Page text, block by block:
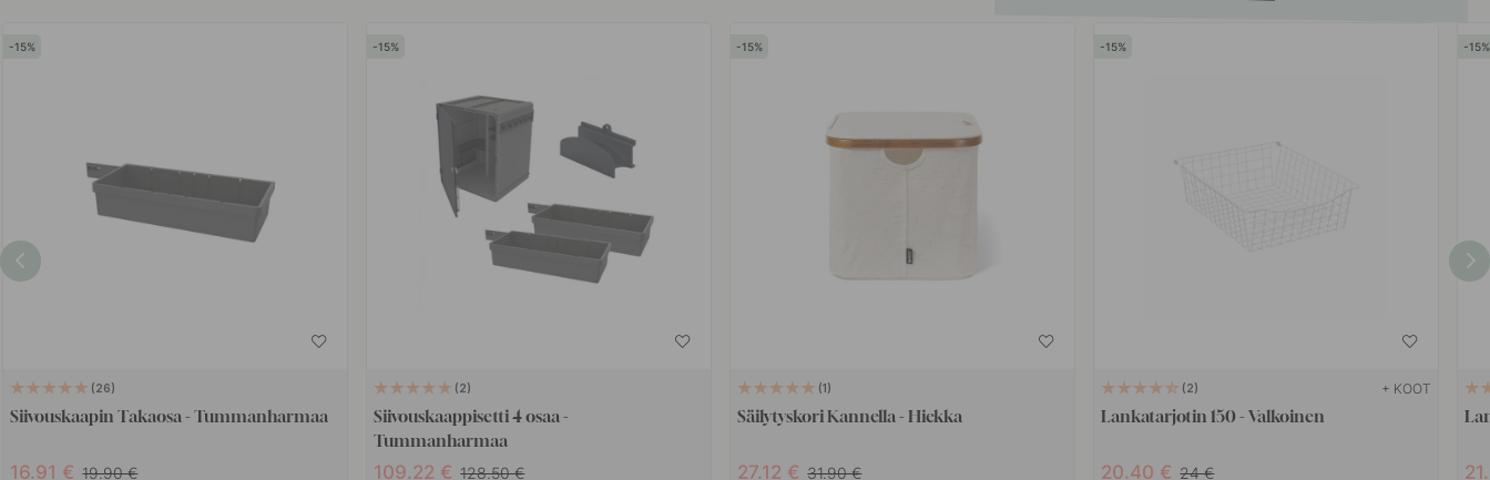
15
26
Siivouskaapin Takaosa - Tummanharmaa
16.91 19.90
15
2
Siivouskaappisetti 4 osaa -
Tummanharmaa
109.22 128.50
15
1
Säilytyskori Kannella - Hiekka
27.12 31.90
15
2 + KOOT
Lankatarjotin 150 - Valkoinen
20.40 24
15